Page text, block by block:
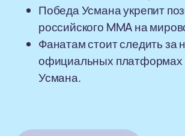
Победа Усмана укрепит
российского MMA на
Фанатам стоит следить за
официальных платформах
Усмана.